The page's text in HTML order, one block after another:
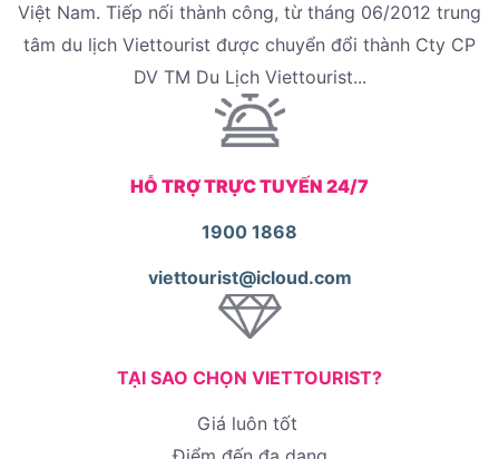
Việt Nam. Tiếp nối thành công, từ tháng 06/2012 trung
tâm du lịch Viettourist được chuyển đổi thành Cty CP
DV TM Du Lịch Viettourist...
HỖ TRỢ TRỰC TUYẾN 24/7
1900 1868
viettourist@icloud.com
TẠI SAO CHỌN VIETTOURIST?
Giá luôn tốt